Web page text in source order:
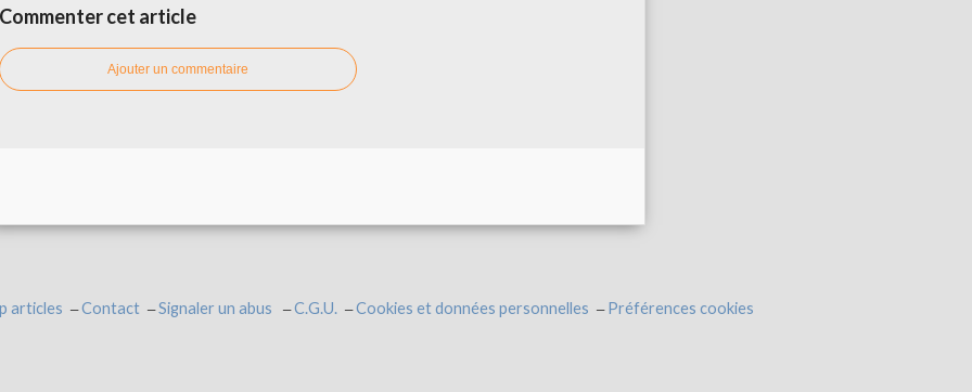
Commenter cet article
Ajouter un commentaire
articles Contact Signaler un abus C.G.U. Cookies et données personnelles Préférences cookies